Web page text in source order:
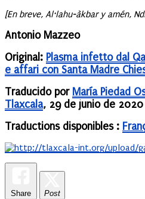
[En breve, Al·lahu-àkbar y amén,
Antonio Mazzeo
Original: Plasma infetto dal
e affari con Santa Madre
Traducido por María Piedad
Tlaxcala, 29 de junio de 2020
Traductions disponibles :
Share Post